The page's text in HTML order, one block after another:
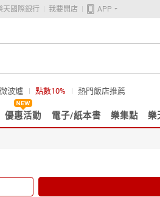
天國際銀行 我要開店 APP
微波爐 點數10% 熱門飯店推薦
優惠活動 電子/紙本書 樂集點 樂